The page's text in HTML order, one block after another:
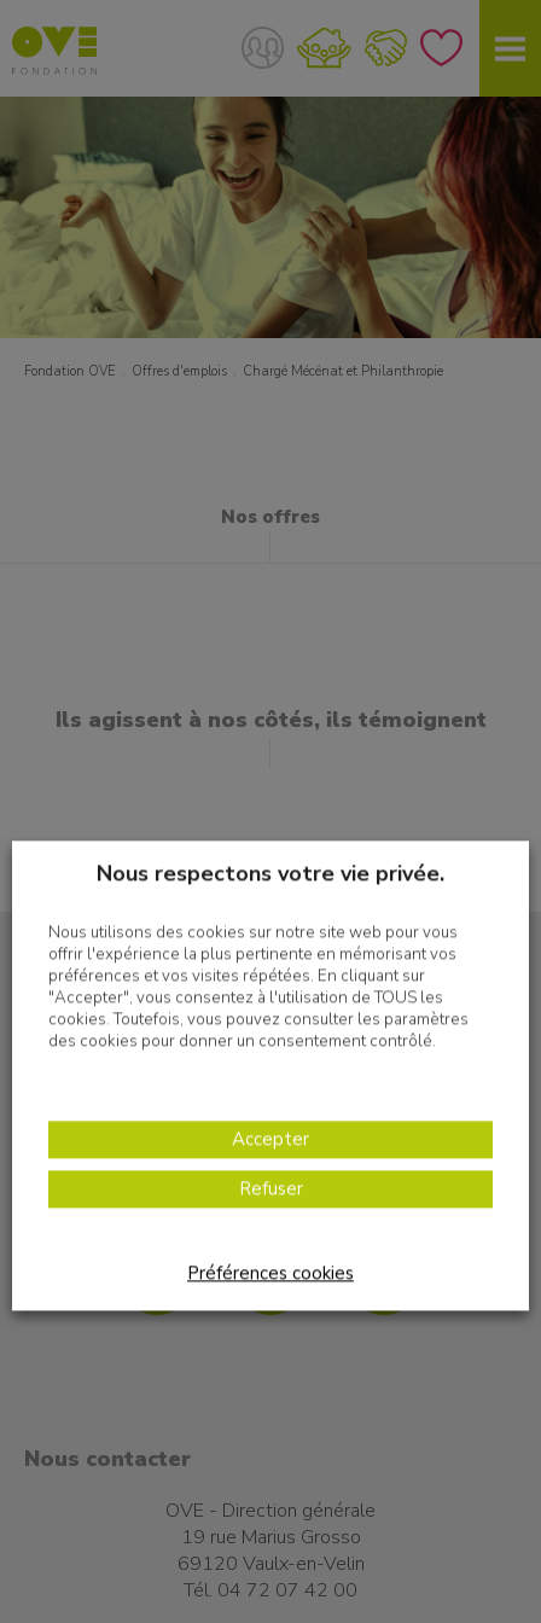
Fondation OVE Offres d'emplois Chargé Mécénat et Philanthropie
Nos offres
Ils agissent à nos côtés, ils témoignent
S'inscrire à la newsletter
Nous suivre sur les réseaux sociaux
Nous contacter
OVE - Direction générale
19 rue Marius Grosso
69120 Vaulx-en-Velin
Tél. 04 72 07 42 00
Nous respectons votre vie privée.
Nous utilisons des cookies sur notre site web pour vous
offrir l'expérience la plus pertinente en mémorisant vos
préférences et vos visites répétées. En cliquant sur
"Accepter", vous consentez à l'utilisation de TOUS les
cookies. Toutefois, vous pouvez consulter les paramètres
des cookies pour donner un consentement contrôlé.
Accepter
Refuser
Préférences cookies